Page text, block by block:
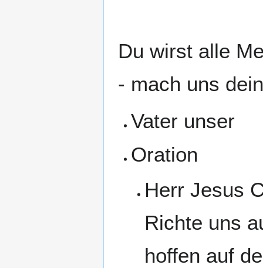
Du wirst alle
- mach uns
Vater unser
Oration
Herr Jesus
Richte uns
hoffen auf